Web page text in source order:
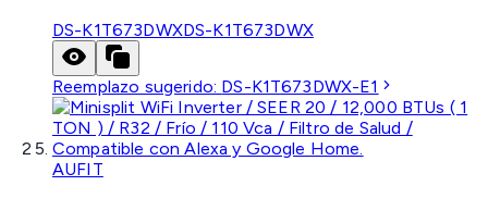
DS-K1T673DWXDS-K1T673DWX
Reemplazo sugerido: DS-K1T673DWX-E1
AUFIT